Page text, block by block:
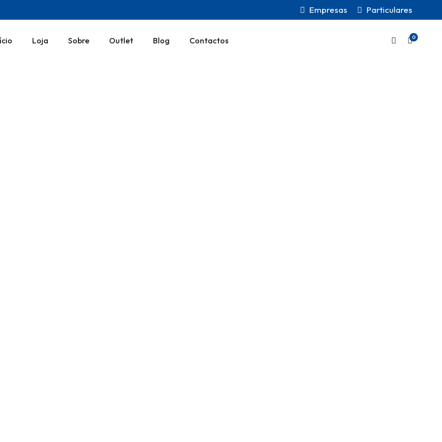
Empresas Particulares
Loja Sobre Outlet Blog Contactos 0